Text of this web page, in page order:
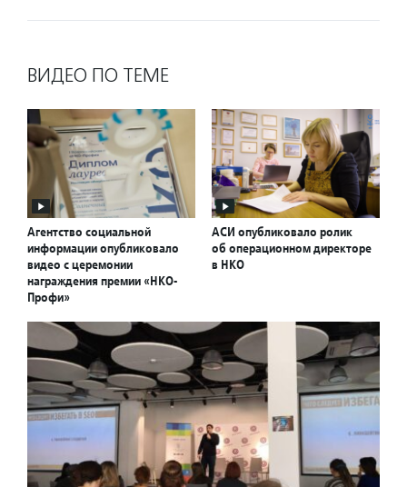
ВИДЕО ПО ТЕМЕ
Агентство социальной
информации опубликовало
видео с церемонии
награждения премии «НКО-
Профи»
АСИ опубликовало ролик
об операционном директоре
в НКО